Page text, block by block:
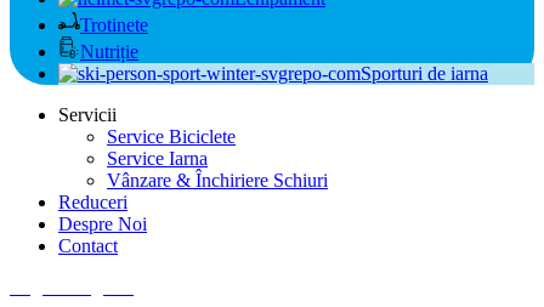
Trotinete
Nutriție
Sporturi de iarna
Servicii
Service Biciclete
Service Iarna
Vânzare & Închiriere Schiuri
Reduceri
Despre Noi
Contact